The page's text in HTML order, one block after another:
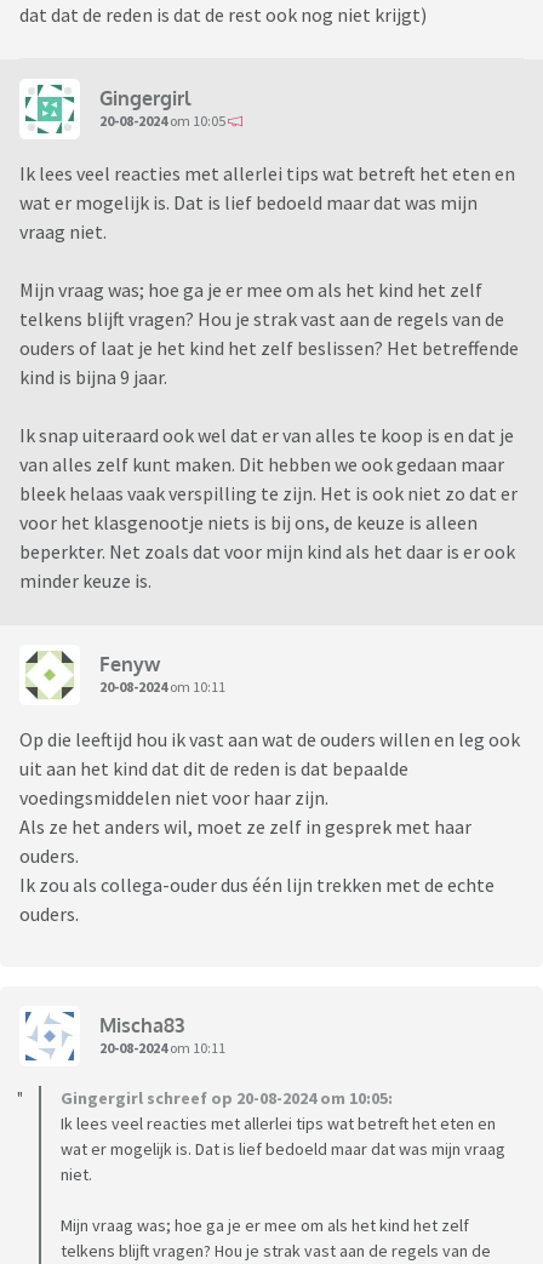
dat dat de reden is dat de rest ook nog niet krijgt)
Gingergirl
20-08-2024om 10:05
Ik lees veel reacties met allerlei tips wat betreft het eten en
wat er mogelijk is. Dat is lief bedoeld maar dat was mijn
vraag niet.
Mijn vraag was; hoe ga je er mee om als het kind het zelf
telkens blijft vragen? Hou je strak vast aan de regels van de
ouders of laat je het kind het zelf beslissen? Het betreffende
kind is bijna 9 jaar.
Ik snap uiteraard ook wel dat er van alles te koop is en dat je
van alles zelf kunt maken. Dit hebben we ook gedaan maar
bleek helaas vaak verspilling te zijn. Het is ook niet zo dat er
voor het klasgenootje niets is bij ons, de keuze is alleen
beperkter. Net zoals dat voor mijn kind als het daar is er ook
minder keuze is.
Fenyw
20-08-2024om 10:11
Op die leeftijd hou ik vast aan wat de ouders willen en leg ook
uit aan het kind dat dit de reden is dat bepaalde
voedingsmiddelen niet voor haar zijn.
Als ze het anders wil, moet ze zelf in gesprek met haar
ouders.
Ik zou als collega-ouder dus één lijn trekken met de echte
ouders.
Mischa83
20-08-2024om 10:11
Gingergirl schreef op 20-08-2024 om 10:05:
Ik lees veel reacties met allerlei tips wat betreft het eten en
wat er mogelijk is. Dat is lief bedoeld maar dat was mijn vraag
niet.
Mijn vraag was; hoe ga je er mee om als het kind het zelf
telkens blijft vragen? Hou je strak vast aan de regels van de